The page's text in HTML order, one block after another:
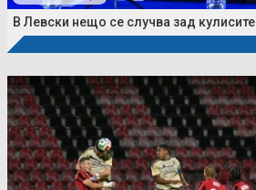
В Левски нещо се случва зад кулисите